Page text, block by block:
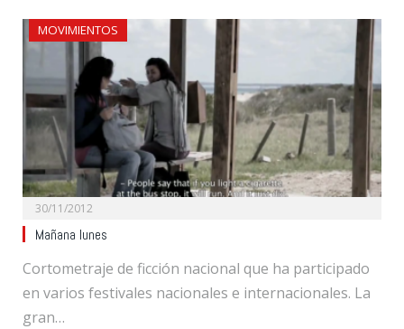
MOVIMIENTOS
30/11/2012
Mañana lunes
Cortometraje de ficción nacional que ha participado
en varios festivales nacionales e internacionales. La
gran…